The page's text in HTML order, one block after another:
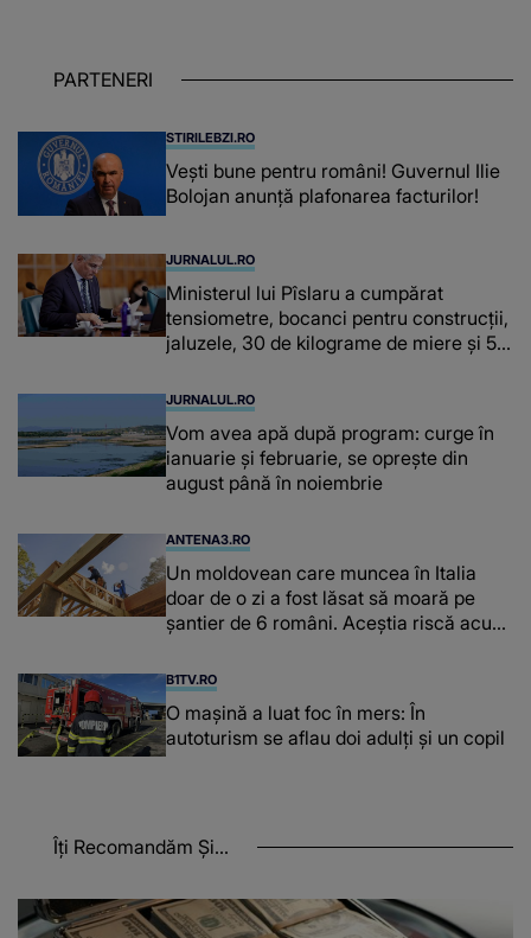
PARTENERI
STIRILEBZI.RO
Vești bune pentru români! Guvernul Ilie
Bolojan anunță plafonarea facturilor!
JURNALUL.RO
Ministerul lui Pîslaru a cumpărat
tensiometre, bocanci pentru construcții,
jaluzele, 30 de kilograme de miere și 50
JURNALUL.RO
Vom avea apă după program: curge în
ianuarie și februarie, se oprește din
august până în noiembrie
ANTENA3.RO
Un moldovean care muncea în Italia
doar de o zi a fost lăsat să moară pe
şantier de 6 români. Aceștia riscă acum
B1TV.RO
O maşină a luat foc în mers: În
autoturism se aflau doi adulți și un copil
Îți Recomandăm Și...